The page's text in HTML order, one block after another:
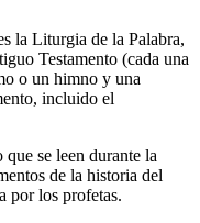
la Liturgia de la Palabra,
Testamento (cada una
o un himno y una
incluido el
se leen durante la
de la historia del
por los profetas.